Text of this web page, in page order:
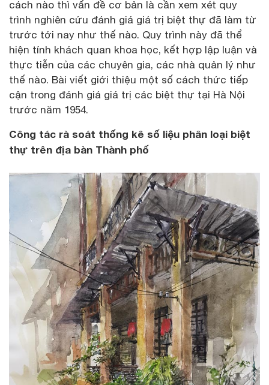
cách nào thì vấn đề cơ bản là cần xem xét quy
trình nghiên cứu đánh giá giá trị biệt thự đã làm từ
trước tới nay như thế nào. Quy trình này đã thể
hiện tính khách quan khoa học, kết hợp lập luận và
thực tiễn của các chuyên gia, các nhà quản lý như
thế nào. Bài viết giới thiệu một số cách thức tiếp
cận trong đánh giá giá trị các biệt thự tại Hà Nội
trước năm 1954.
Công tác rà soát thống kê số liệu phân loại biệt
thự trên địa bàn Thành phố